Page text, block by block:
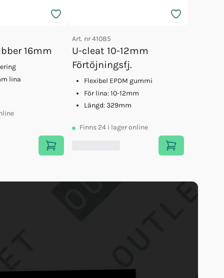
16mm
lina
Art. nr41085
U-cleat 10-12mm
Förtöjningsfj.
Flexibel EPDM gummi
För lina: 10-12mm
Längd: 329mm
Finns 24 i lager online